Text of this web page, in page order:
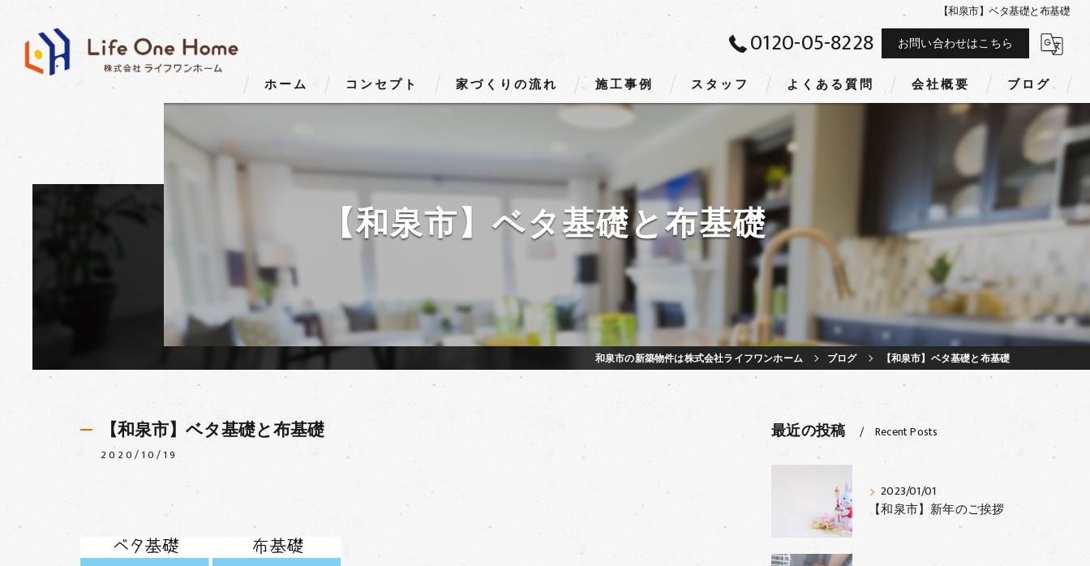
【和泉市】ベタ基礎と布基礎
0120-05-8228 お問い合わせはこちら
ホーム コンセプト 家づくりの流れ 施工事例 スタッフ よくある質問 会社概要 ブログ
【和泉市】ベタ基礎と布基礎
和泉市の新築物件は株式会社ライフワンホーム ブログ 【和泉市】ベタ基礎と布基礎
【和泉市】ベタ基礎と布基礎
2020/10/19
最近の投稿 Recent Posts
2023/01/01
【和泉市】新年のご挨拶